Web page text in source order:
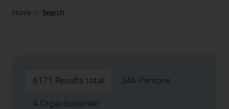
Home Search
6171 Results total 346 Persons
4 Organisationen